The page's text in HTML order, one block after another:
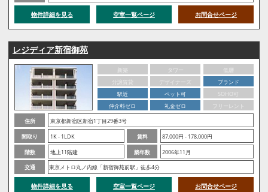
物件詳細を見る 空室一覧ページ お問合せページ
レジディア新宿御苑
新築 タワー
低層
分譲賃貸
デザイナーズ
ブランド
駅近
ペット可
SOHO可
仲介料ゼロ
礼金ゼロ
フリーレント
住所
東京都新宿区新宿1丁目29番3号
間取り
1K - 1LDK 賃料
87,000円 - 178,000円
階数
地上11階建 築年数
2006年11月
交通
東京メトロ丸ノ内線「新宿御苑前駅」徒歩4分
物件詳細を見る 空室一覧ページ お問合せページ